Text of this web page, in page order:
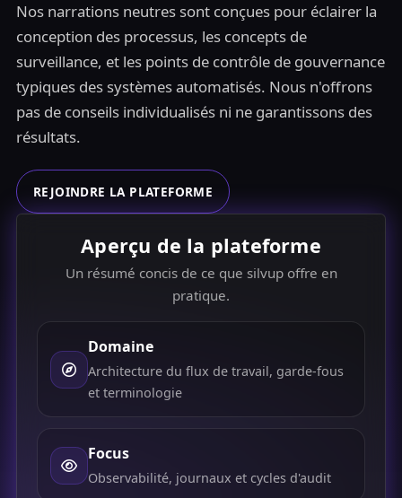
Nos narrations neutres sont conçues pour éclairer la
conception des processus, les concepts de
surveillance, et les points de contrôle de gouvernance
typiques des systèmes automatisés. Nous n'offrons
pas de conseils individualisés ni ne garantissons des
résultats.
REJOINDRE LA PLATEFORME
Aperçu de la plateforme
Un résumé concis de ce que silvup offre en
pratique.
Domaine
Architecture du flux de travail, garde-fous
et terminologie
Focus
Observabilité, journaux et cycles d'audit